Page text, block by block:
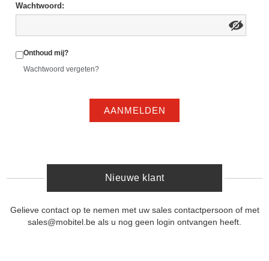
Wachtwoord:
Onthoud mij?
Wachtwoord vergeten?
AANMELDEN
Nieuwe klant
Gelieve contact op te nemen met uw sales contactpersoon of met
sales@mobitel.be als u nog geen login ontvangen heeft.